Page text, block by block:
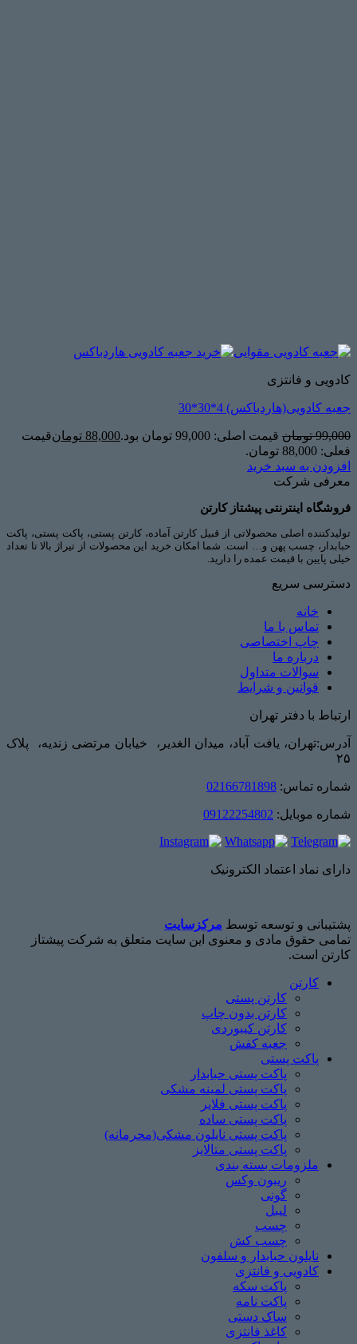
کادویی و فانتزی
جعبه کادویی(هاردباکس) 4*30*30
99,000 تومان قیمت اصلی: 99,000 تومان بود. 88,000 تومانقیمت
فعلی: 88,000 تومان.
افزودن به سبد خرید
معرفی شرکت
فروشگاه اینترنتی پیشتاز کارتن
تولیدکننده اصلی محصولاتی از قبیل کارتن آماده، کارتن پستی، پاکت پستی، پاکت
حبابدار، چسب پهن و… است. شما امکان خرید این محصولات از تیراژ بالا تا تعداد
خیلی پایین با قیمت عمده را دارید.
دسترسی سریع
خانه
تماس با ما
چاپ اختصاصی
درباره ما
سوالات متداول
قوانین و شرایط
ارتباط با دفتر تهران
آدرس:تهران، یافت آباد، میدان الغدیر، خیابان مرتضی زندیه، پلاک
۲۵
شماره تماس: 02166781898
شماره موبایل: 09122254802
دارای نماد اعتماد الکترونیک
پشتیبانی و توسعه توسط مرکزسایت
تمامی حقوق مادی و معنوی این سایت متعلق به شرکت پیشتاز
کارتن است.
کارتن
کارتن پستی
کارتن بدون چاپ
کارتن کیبوردی
جعبه کفش
پاکت پستی
پاکت پستی حبابدار
پاکت پستی لمینه مشکی
پاکت پستی فلایر
پاکت پستی ساده
پاکت پستی نایلون مشکی(محرمانه)
پاکت پستی متالایز
ملزومات بسته بندی
ریبون وکس
گونی
لیبل
چسب
چسب ‌کش
نایلون حبابدار و سلفون
کادویی و فانتزی
پاکت سکه
پاکت نامه
ساک دستی
کاغذ فانتزی